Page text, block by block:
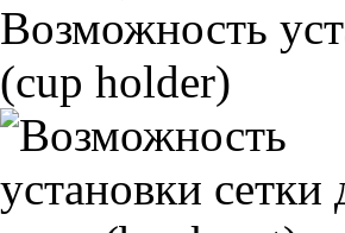
Возможность
(cup holder)